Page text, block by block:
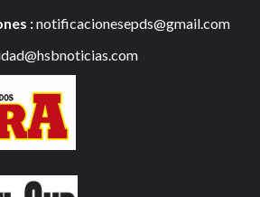
:notificacionesepds@gmail.com